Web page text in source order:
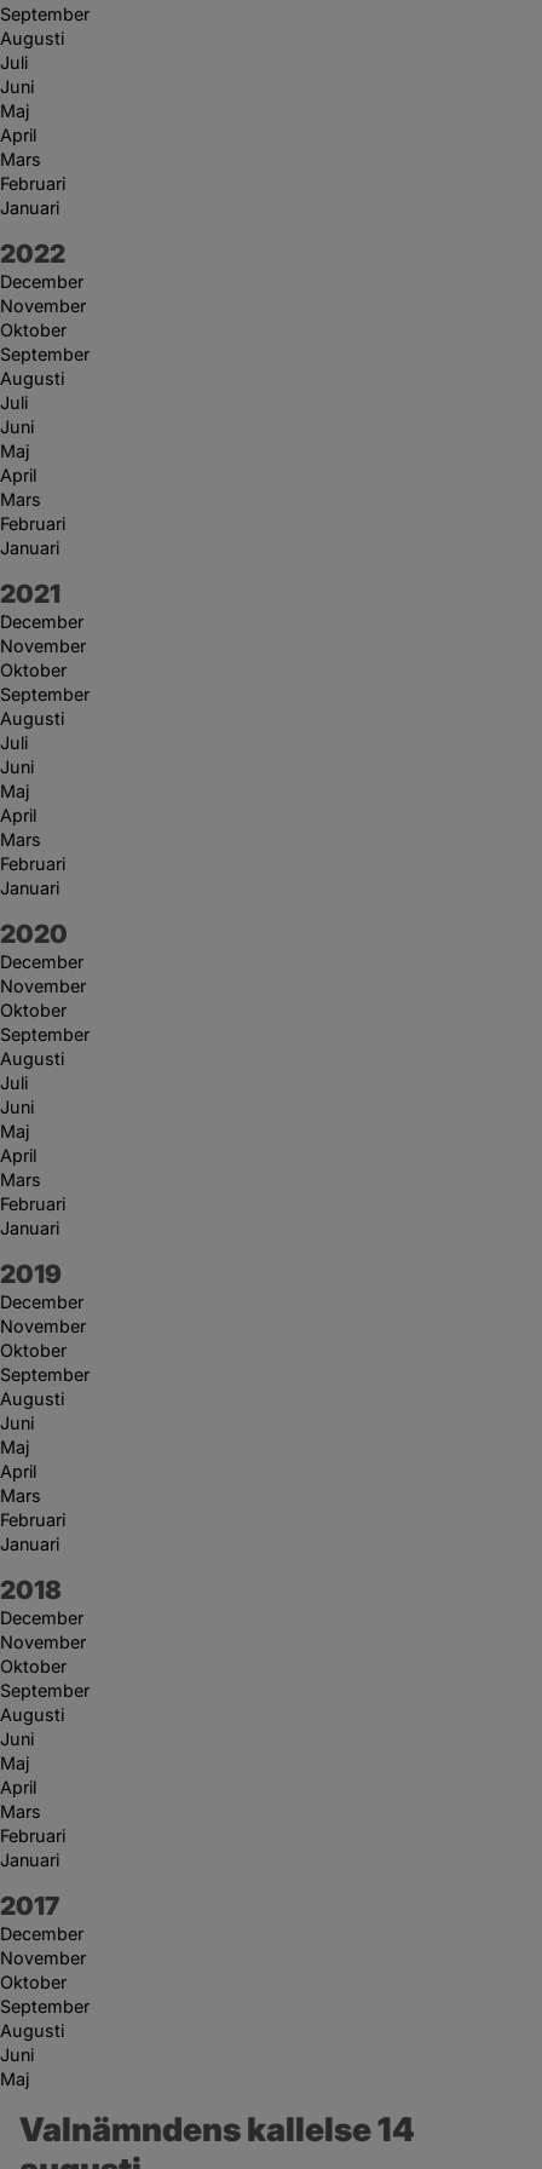
September
Augusti
Juli
Juni
Maj
April
Mars
Februari
Januari
År:
2022
December
November
Oktober
September
Augusti
Juli
Juni
Maj
April
Mars
Februari
Januari
År:
2021
December
November
Oktober
September
Augusti
Juli
Juni
Maj
April
Mars
Februari
Januari
År:
2020
December
November
Oktober
September
Augusti
Juli
Juni
Maj
April
Mars
Februari
Januari
År:
2019
December
November
Oktober
September
Augusti
Juni
Maj
April
Mars
Februari
Januari
År:
2018
December
November
Oktober
September
Augusti
Juni
Maj
April
Mars
Februari
Januari
År:
2017
December
November
Oktober
September
Augusti
Juni
Maj
Valnämndens kallelse 14